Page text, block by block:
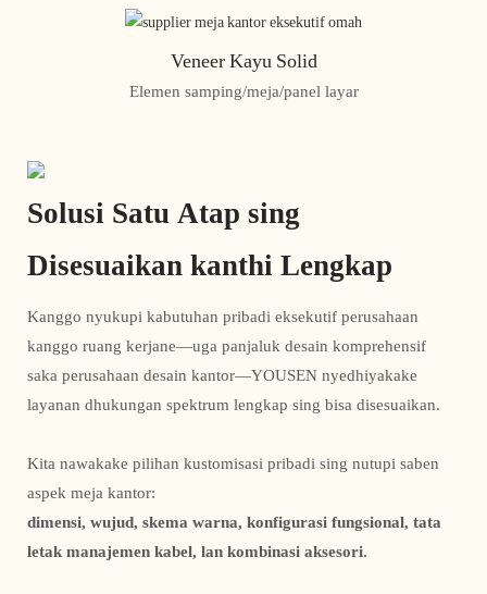
Veneer Kayu Solid
Elemen samping/meja/panel layar
Solusi Satu Atap sing
Disesuaikan kanthi Lengkap
Kanggo nyukupi kabutuhan pribadi eksekutif perusahaan
kanggo ruang kerjane—uga panjaluk desain komprehensif
saka perusahaan desain kantor—YOUSEN nyedhiyakake
layanan dhukungan spektrum lengkap sing bisa disesuaikan.
Kita nawakake pilihan kustomisasi pribadi sing nutupi saben
aspek meja kantor:
dimensi, wujud, skema warna, konfigurasi fungsional, tata
letak manajemen kabel, lan kombinasi aksesori.